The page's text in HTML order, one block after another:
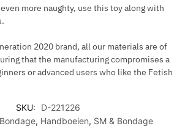
H
N
E
P
R
W
more naughty, use this toy along with
2020 brand, all our materials are of
that the manufacturing compromises a
or advanced users who like the Fetish
SKU:
D-221226
Bondage, Handboeien, SM & Bondage